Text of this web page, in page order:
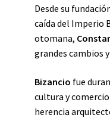
Desde su
caída del Imperio
otomana,
grandes cambios
Bizancio fue
cultura y
herencia